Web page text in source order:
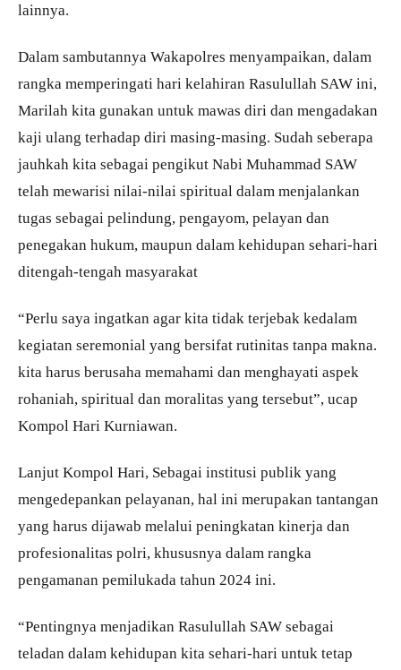
lainnya.
Dalam sambutannya Wakapolres menyampaikan, dalam
rangka memperingati hari kelahiran Rasulullah SAW ini,
Marilah kita gunakan untuk mawas diri dan mengadakan
kaji ulang terhadap diri masing-masing. Sudah seberapa
jauhkah kita sebagai pengikut Nabi Muhammad SAW
telah mewarisi nilai-nilai spiritual dalam menjalankan
tugas sebagai pelindung, pengayom, pelayan dan
penegakan hukum, maupun dalam kehidupan sehari-hari
ditengah-tengah masyarakat
“Perlu saya ingatkan agar kita tidak terjebak kedalam
kegiatan seremonial yang bersifat rutinitas tanpa makna.
kita harus berusaha memahami dan menghayati aspek
rohaniah, spiritual dan moralitas yang tersebut”, ucap
Kompol Hari Kurniawan.
Lanjut Kompol Hari, Sebagai institusi publik yang
mengedepankan pelayanan, hal ini merupakan tantangan
yang harus dijawab melalui peningkatan kinerja dan
profesionalitas polri, khususnya dalam rangka
pengamanan pemilukada tahun 2024 ini.
“Pentingnya menjadikan Rasulullah SAW sebagai
teladan dalam kehidupan kita sehari-hari untuk tetap